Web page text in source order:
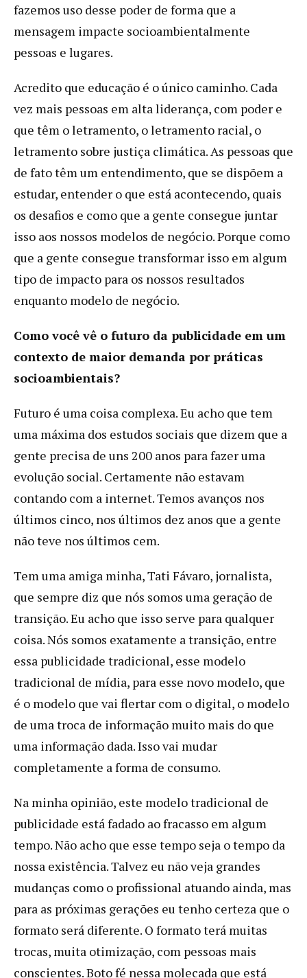
fazemos uso desse poder de forma que a
mensagem impacte socioambientalmente
pessoas e lugares.
Acredito que educação é o único caminho. Cada
vez mais pessoas em alta liderança, com poder e
que têm o letramento, o letramento racial, o
letramento sobre justiça climática. As pessoas que
de fato têm um entendimento, que se dispõem a
estudar, entender o que está acontecendo, quais
os desafios e como que a gente consegue juntar
isso aos nossos modelos de negócio. Porque como
que a gente consegue transformar isso em algum
tipo de impacto para os nossos resultados
enquanto modelo de negócio.
Como você vê o futuro da publicidade em um
contexto de maior demanda por práticas
socioambientais?
Futuro é uma coisa complexa. Eu acho que tem
uma máxima dos estudos sociais que dizem que a
gente precisa de uns 200 anos para fazer uma
evolução social. Certamente não estavam
contando com a internet. Temos avanços nos
últimos cinco, nos últimos dez anos que a gente
não teve nos últimos cem.
Tem uma amiga minha, Tati Fávaro, jornalista,
que sempre diz que nós somos uma geração de
transição. Eu acho que isso serve para qualquer
coisa. Nós somos exatamente a transição, entre
essa publicidade tradicional, esse modelo
tradicional de mídia, para esse novo modelo, que
é o modelo que vai flertar com o digital, o modelo
de uma troca de informação muito mais do que
uma informação dada. Isso vai mudar
completamente a forma de consumo.
Na minha opinião, este modelo tradicional de
publicidade está fadado ao fracasso em algum
tempo. Não acho que esse tempo seja o tempo da
nossa existência. Talvez eu não veja grandes
mudanças como o profissional atuando ainda, mas
para as próximas gerações eu tenho certeza que o
formato será diferente. O formato terá muitas
trocas, muita otimização, com pessoas mais
conscientes. Boto fé nessa molecada que está